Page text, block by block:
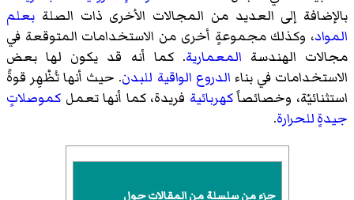
بالإضافة إلى العديد من المجالات الأخرى ذات الصلة بعلم
المواد، وكذلك مجموعةٍ أخرى من الاستخدامات المتوقعة في
مجالات الهندسة المعمارية. كما أنه قد يكون لها بعض
الاستخدامات في بناء الدروع الواقية للبدن. حيث أنها تُظْهِر قوةً
استثنائيّة، وخصائصاًكهربائية فريدة، كما أنها تعمل كموصلاتٍ
جيدةٍ للحرارة.
جزء من سلسلة من المقالات حول